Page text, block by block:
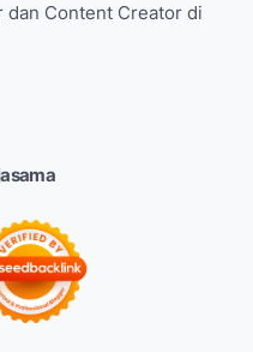
dan Content Creator di